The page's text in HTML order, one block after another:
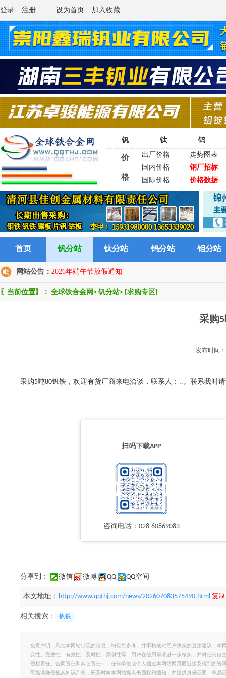
登录 注册 设为首页 加入收藏
钒 钛 钨
价
格
出厂价格
走势图表
国内价格
钢厂招标
国际价格
价格数据
首页 钒分站 钛分站 钨分站 钼分站
网站公告： 2026年端午节放假通知
〖当前位置〗： 全球铁合金网 > 钒分站> [求购专区]
采购
发布时间
采购5吨80钒铁，欢迎有货厂商来电洽谈，联系人：..。联系我时
扫码下载APP
咨询电话：028-60869083
分享到： 微信 微博 QQ QQ空间
本文地址： http://www.qqthj.com/news/202607083575490.html 复
相关搜索： 钒铁
免责声明：凡在本网站出现的信息，均仅供参考，并不构成对用户决策的直接建议，
实性、完整性、有效性、及时性、原创性等，用户在使用前请进一步核实，并对任何
侵权责任、合同责任和其它责任）；任何单位或个人通过本网站网页而链接及得到的
可能涉嫌侵犯其知识产权，应及时向本网站提出书面权利通知，并提供身份证明、权